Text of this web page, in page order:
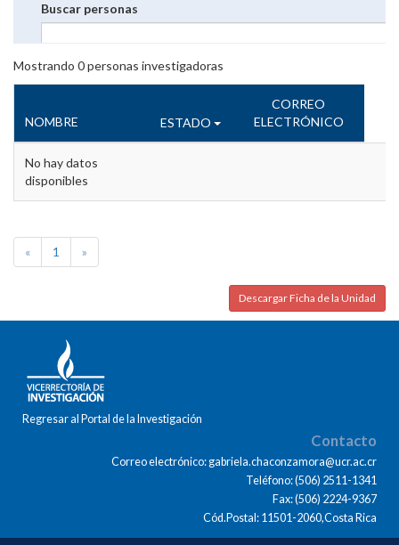
Buscar personas
Mostrando 0personas investigadoras
NOMBRE ESTADO
CORREO
ELECTRÓNICO
No hay datos
disponibles
« 1 »
Descargar Ficha de la Unidad
Regresar al Portal de la Investigación
Contacto
Correo electrónico: gabriela.chaconzamora@ucr.ac.cr
Teléfono: (506) 2511-1341
Fax: (506) 2224-9367
Cód.Postal: 11501-2060,Costa Rica